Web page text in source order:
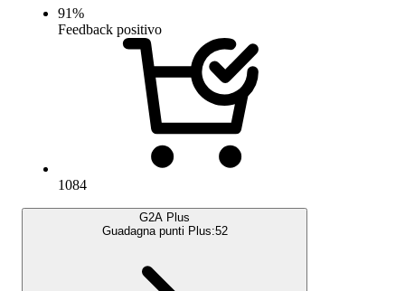
91%
Feedback positivo
1084
G2A Plus
Guadagna punti Plus:52